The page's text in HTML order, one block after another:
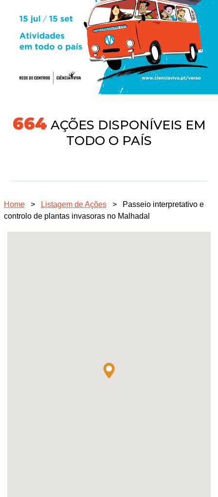
718AÇÕES DISPONÍVEIS EM
TODO O PAÍS
Home > Listagem de Ações >
Passeio interpretativo e
controlo de plantas invasoras no Malhadal